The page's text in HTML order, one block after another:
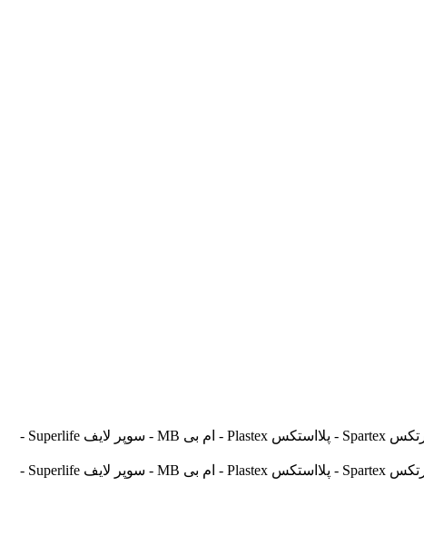
آسیالنت Asilent - جهانلنت Jahanlent - ایرانلنت Iranlent - پارس Pars - برنتا Brenta - آریتما Aritma - آفورتیس Afortis - فریکسا Frixa - اسپارتکس Spartex - پلااستکس Plastex - ام بی MB - سوپر لایف Superlife -
آسیالنت Asilent - جهانلنت Jahanlent - ایرانلنت Iranlent - پارس Pars - برنتا Brenta - آریتما Aritma - آفورتیس Afortis - فریکسا Frixa - اسپارتکس Spartex - پلااستکس Plastex - ام بی MB - سوپر لایف Superlife -